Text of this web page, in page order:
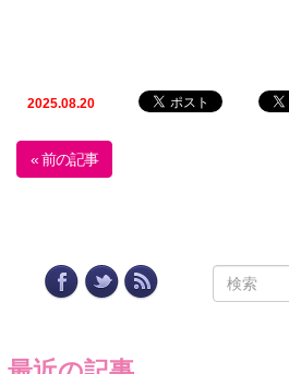
2025.08.20
« 前の記事